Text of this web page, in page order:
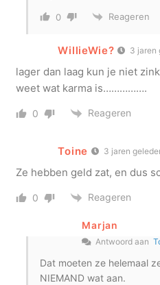
0 Reageren
WillieWie? 3 jaren
lager dan laag kun je niet
weet wat karma is…………….
0 Reageren
Toine 3 jaren
Ze hebben geld zat, en dus
0 Reageren
Marjan
Antwoord aan
Dat moeten ze helemaal
NIEMAND wat aan.